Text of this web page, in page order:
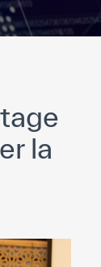
PPSSI Droit d’auteur
la